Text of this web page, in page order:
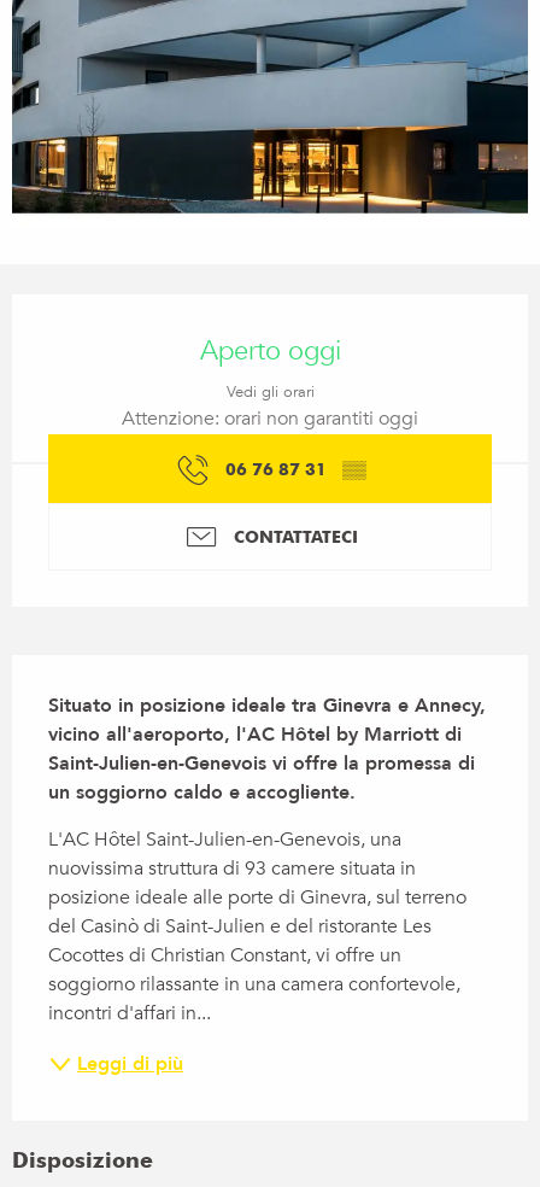
Aperto oggi
Vedi gli orari
Attenzione: orari non garantiti oggi
06 76 87 31 ▒▒
CONTATTATECI
Situato in posizione ideale tra Ginevra e Annecy,
vicino all'aeroporto, l'AC Hôtel by Marriott di
Saint-Julien-en-Genevois vi offre la promessa di
un soggiorno caldo e accogliente.
L'AC Hôtel Saint-Julien-en-Genevois, una
nuovissima struttura di 93 camere situata in
posizione ideale alle porte di Ginevra, sul terreno
del Casinò di Saint-Julien e del ristorante Les
Cocottes di Christian Constant, vi offre un
soggiorno rilassante in una camera confortevole,
incontri d'affari in...
Leggi di più
Disposizione